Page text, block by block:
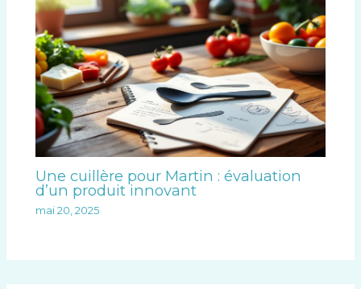
Une cuillère pour Martin : évaluation
d’un produit innovant
mai 20, 2025